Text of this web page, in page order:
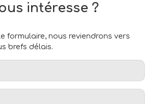
intéresse ?
formulaire, nous reviendrons vers
brefs délais.